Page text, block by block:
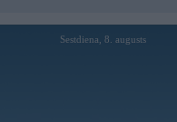
Sestdiena, 8. augusts